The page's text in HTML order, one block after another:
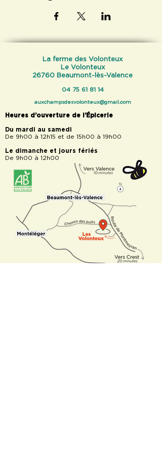
La ferme des Volonteux
Le Volonteux
26760 Beaumont-lès-Valence
04 75 61 81 14
auxchampsdesvolonteux@gmail.com
Heures d’ouverture de l’Épicerie
Du mardi au samedi
De 9h00 à 12h15 et de 15h00 à 19h00
Le dimanche et jours fériés
De 9h00 à 12h00